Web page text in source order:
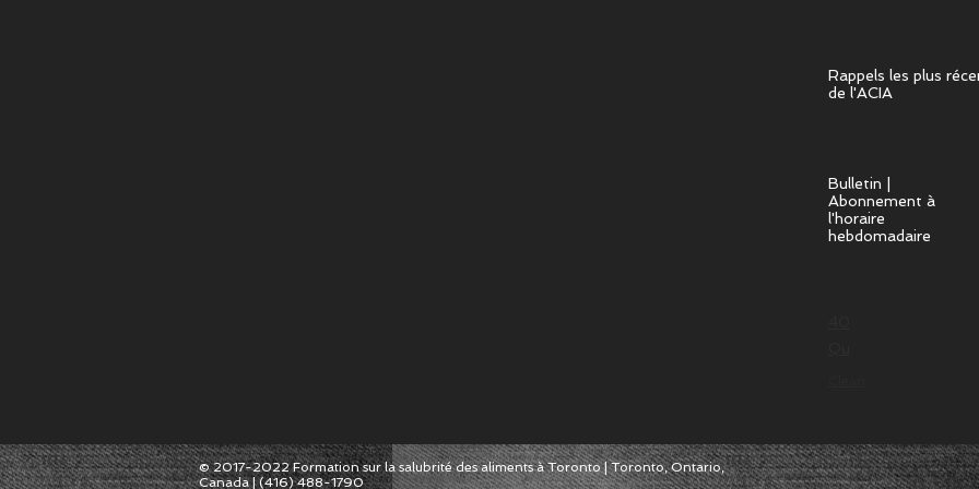
Rappels les plus
de l'ACIA
Bulletin |
Abonnement à
l'horaire
hebdomadaire
© 2017-2022 Formation sur la salubrité des aliments à Toronto | Toronto, Ontario,
Canada | (416) 488-1790